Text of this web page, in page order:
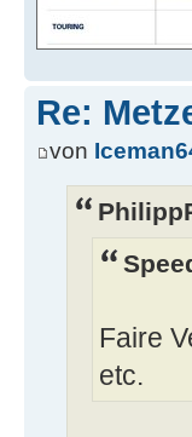
Re:
von
Faire
etc.